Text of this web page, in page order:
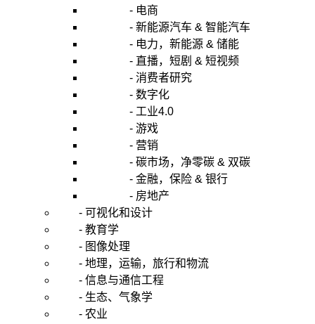
- 电商
- 新能源汽车 & 智能汽车
- 电力，新能源 & 储能
- 直播，短剧 & 短视频
- 消费者研究
- 数字化
- 工业4.0
- 游戏
- 营销
- 碳市场，净零碳 & 双碳
- 金融，保险 & 银行
- 房地产
- 可视化和设计
- 教育学
- 图像处理
- 地理，运输，旅行和物流
- 信息与通信工程
- 生态、气象学
- 农业